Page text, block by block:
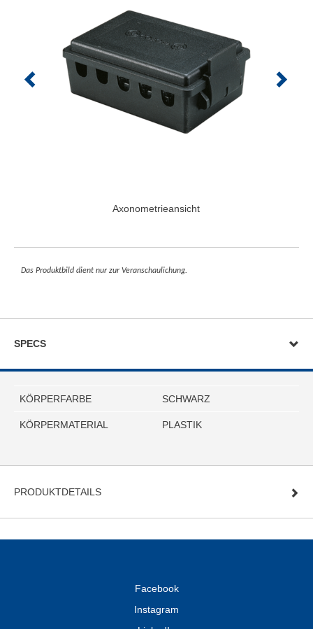
Axonometrieansicht
Das Produktbild dient nur zur Veranschaulichung.
SPECS
KÖRPERFARBE SCHWARZ
KÖRPERMATERIAL PLASTIK
PRODUKTDETAILS
Facebook
Instagram